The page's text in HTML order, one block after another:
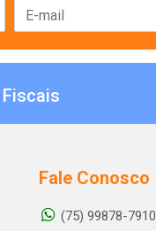
Fale Conosco
(75) 99878-7910